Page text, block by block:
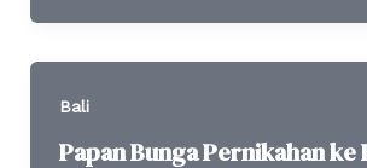
Bali
Papan Bunga Pernikahan ke